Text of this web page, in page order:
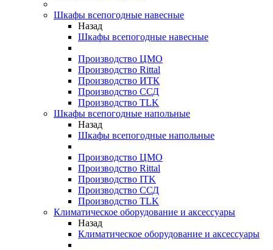
Шкафы всепогодные навесные
Назад
Шкафы всепогодные навесные
Производство ЦМО
Производство Rittal
Производство ИТК
Производство ССД
Производство TLK
Шкафы всепогодные напольные
Назад
Шкафы всепогодные напольные
Производство ЦМО
Производство Rittal
Производство ITK
Производство ССД
Производство TLK
Климатическое оборудование и аксессуары
Назад
Климатическое оборудование и аксессуары